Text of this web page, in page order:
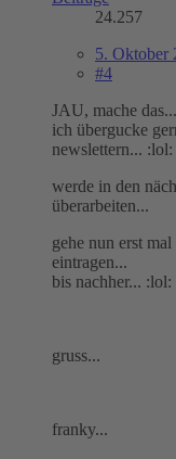
24.257
5. Oktober
#4
JAU, mache das...
ich übergucke
newslettern... :lol:
werde in den
überarbeiten...
gehe nun erst
eintragen...
bis nachher... :lol:
gruss...
franky...